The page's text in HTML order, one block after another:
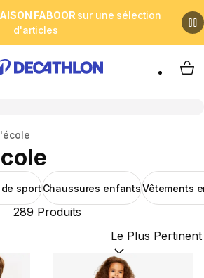
FABOOR sur une sélection
d'articles
My
sport Chaussures enfantsVêtements
289 Produits
Trier par :